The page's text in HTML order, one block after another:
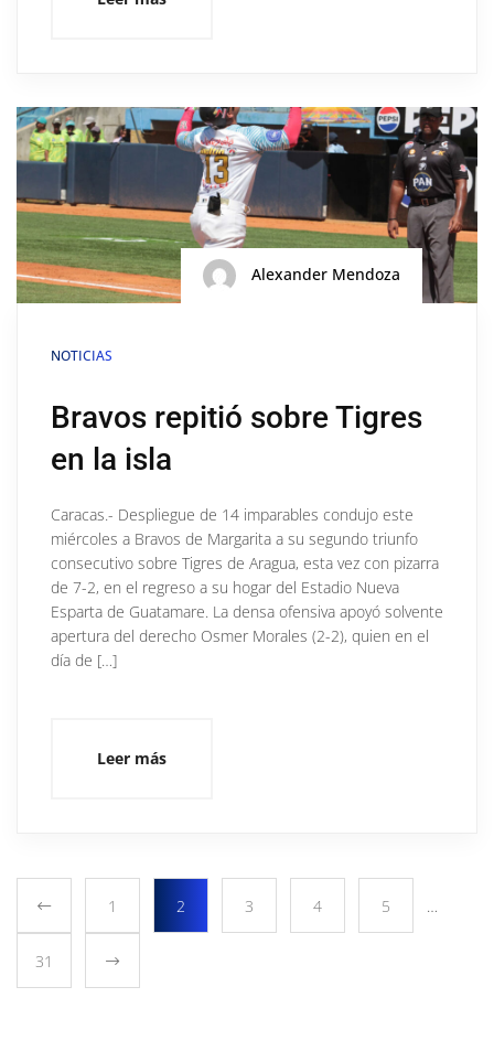
Alexander Mendoza
NOTICIAS
Bravos repitió sobre Tigres
en la isla
Caracas.- Despliegue de 14 imparables condujo este
miércoles a Bravos de Margarita a su segundo triunfo
consecutivo sobre Tigres de Aragua, esta vez con pizarra
de 7-2, en el regreso a su hogar del Estadio Nueva
Esparta de Guatamare. La densa ofensiva apoyó solvente
apertura del derecho Osmer Morales (2-2), quien en el
día de […]
Leer más
1 2 3 4 5 …
31